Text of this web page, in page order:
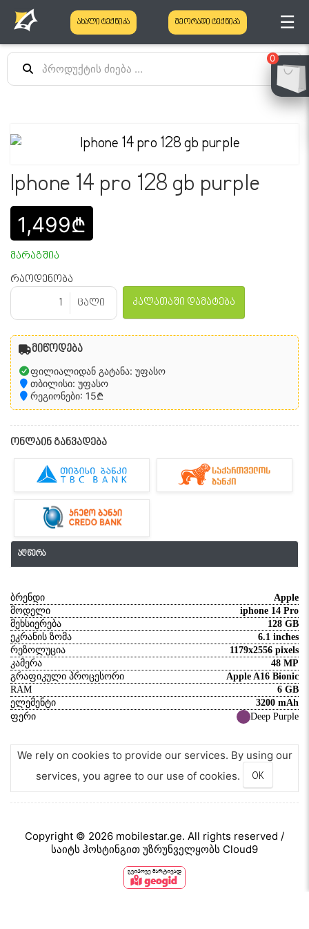
0
ახალი ტექნიკა მეორადი ტექნიკა ☰
Iphone 14 pro 128 gb purple
1,499₾
მარაგშია
რაოდენობა
ცალი
კალათაში დამატება
მიწოდება
ფილიალიდან გატანა: უფასო
თბილისი: უფასო
რეგიონები: 15₾
ონლაინ განვადება
აღწერა
ბრენდი
Apple
მოდელი
iphone 14 Pro
მეხსიერება
128 GB
ეკრანის ზომა
6.1 inches
რეზოლუცია
1179x2556 pixels
კამერა
48 MP
გრაფიკული პროცესორი
Apple A16 Bionic
RAM
6 GB
ელემენტი
3200 mAh
ფერი
Deep Purple
We rely on cookies to provide our services. By using our
services, you agree to our use of cookies.
OK
Copyright © 2026 mobilestar.ge. All rights reserved /
საიტს ჰოსტინგით უზრუნველყობს Cloud9